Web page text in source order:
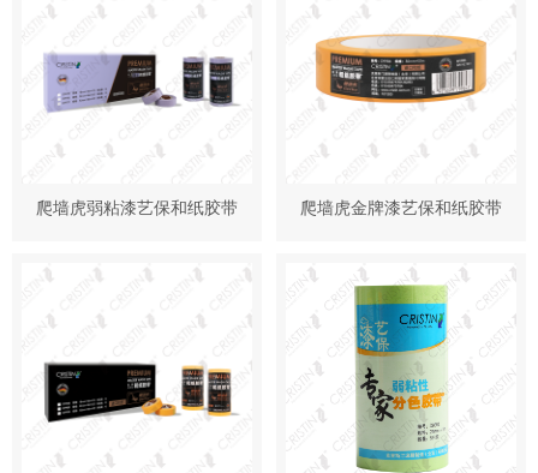
爬墙虎弱粘漆艺保和纸胶带 爬墙虎金牌漆艺保和纸胶带